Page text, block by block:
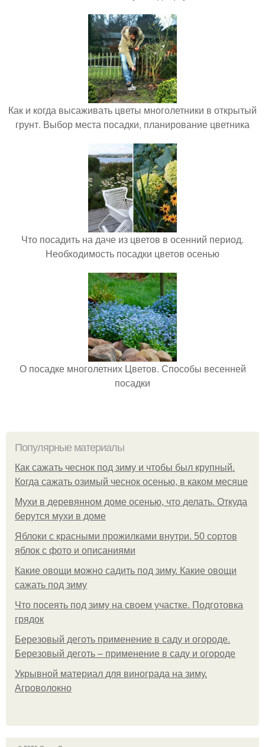
Как и когда высаживать цветы многолетники в открытый
грунт. Выбор места посадки, планирование цветника
Что посадить на даче из цветов в осенний период.
Необходимость посадки цветов осенью
О посадке многолетних Цветов. Способы весенней
посадки
Популярные материалы
Как сажать чеснок под зиму и чтобы был крупный.
Когда сажать озимый чеснок осенью, в каком месяце
Мухи в деревянном доме осенью, что делать. Откуда
берутся мухи в доме
Яблоки с красными прожилками внутри. 50 сортов
яблок с фото и описаниями
Какие овощи можно садить под зиму. Какие овощи
сажать под зиму
Что посеять под зиму на своем участке. Подготовка
грядок
Березовый деготь применение в саду и огороде.
Березовый деготь – применение в саду и огороде
Укрывной материал для винограда на зиму.
Агроволокно